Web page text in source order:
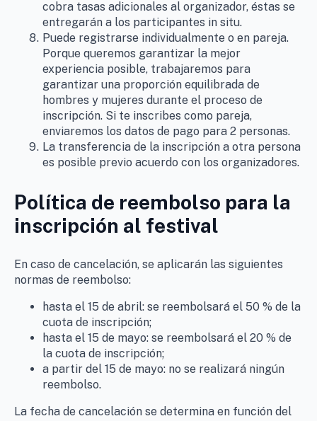
cobra tasas adicionales al organizador, éstas se
entregarán a los participantes in situ.
Puede registrarse individualmente o en pareja.
Porque queremos garantizar la mejor
experiencia posible, trabajaremos para
garantizar una proporción equilibrada de
hombres y mujeres durante el proceso de
inscripción. Si te inscribes como pareja,
enviaremos los datos de pago para 2 personas.
La transferencia de la inscripción a otra persona
es posible previo acuerdo con los organizadores.
Política de reembolso para la
inscripción al festival
En caso de cancelación, se aplicarán las siguientes
normas de reembolso:
hasta el 15 de abril: se reembolsará el 50 % de la
cuota de inscripción;
hasta el 15 de mayo: se reembolsará el 20 % de
la cuota de inscripción;
a partir del 15 de mayo: no se realizará ningún
reembolso.
La fecha de cancelación se determina en función del